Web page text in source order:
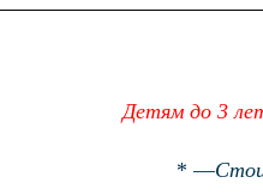
Детям до 3
* —